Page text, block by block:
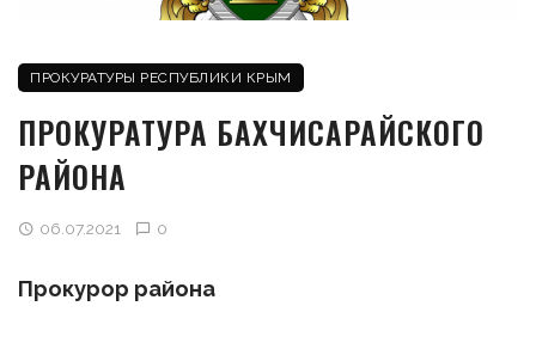
ПРОКУРАТУРЫ РЕСПУБЛИКИ КРЫМ
ПРОКУРАТУРА БАХЧИСАРАЙСКОГО
РАЙОНА
06.07.2021 0
Прокурор района